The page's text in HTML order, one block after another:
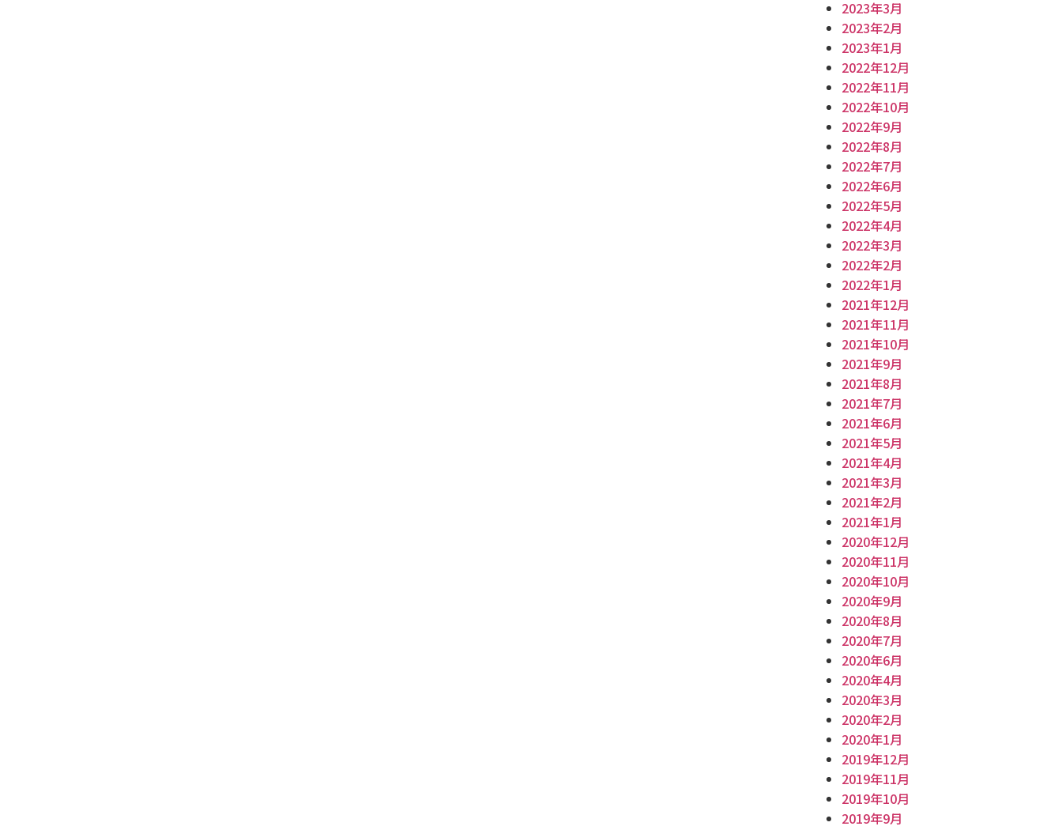
2023年3月
2023年2月
2023年1月
2022年12月
2022年11月
2022年10月
2022年9月
2022年8月
2022年7月
2022年6月
2022年5月
2022年4月
2022年3月
2022年2月
2022年1月
2021年12月
2021年11月
2021年10月
2021年9月
2021年8月
2021年7月
2021年6月
2021年5月
2021年4月
2021年3月
2021年2月
2021年1月
2020年12月
2020年11月
2020年10月
2020年9月
2020年8月
2020年7月
2020年6月
2020年4月
2020年3月
2020年2月
2020年1月
2019年12月
2019年11月
2019年10月
2019年9月